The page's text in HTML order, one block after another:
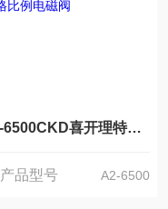
A2-6500CKD喜开理特殊规格比例电磁阀
产品型号 A2-6500